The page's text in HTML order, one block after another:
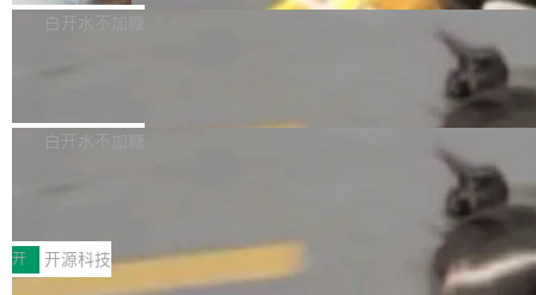
貌。数据显示，微软和 Meta 主要依托充沛的经
代码、验证结果的 AI 终端工具。 据介绍，Muse
个主 agent 循环，外加一组后台 agent。这些后
构建流程可以分为四个环节：建图 → 控制难度
白开水不加糖
库，并将作为transport接入Mooncake TENT。
MPComm将作为一种传输引擎接入Mooncake T
ENT，实现零拷贝传输性能提升30%、非零拷贝
白开水不加糖
型案例入选名单》，深信服“面向企业研发场景的
开源 AI 编程平台 CoStrict 应用”凭借卓越的技术
开 开源科技